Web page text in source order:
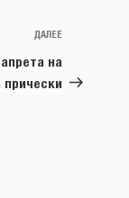
Следующая
ДАЛЕЕ
на